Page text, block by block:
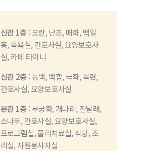
신관 1층 : 모란, 난초, 매화, 백일
홍, 목욕실, 간호사실, 요양보호사
실, 카페 타이니
신관 2층 : 동백, 백합, 국화, 목련,
간호사실, 요양보호사실
본관 1층 : 무궁화, 개나리, 진달래,
소나무, 간호사실, 요양보호사실,
프로그램실, 물리치료실, 식당, 조
리실, 자원봉사자실